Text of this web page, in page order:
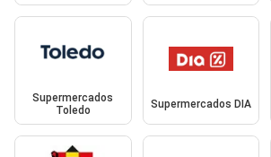
Supermercados
Toledo
Supermercados DIA